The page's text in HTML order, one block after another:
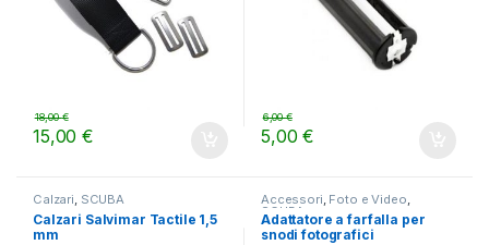
15,00€
18,00€
5,00€
6,00€
Calzari, SCUBA
Calzari Salvimar Tactile 1,5
mm
Accessori, Foto e Video,
SCUBA
Adattatore a farfalla per
snodi fotografici